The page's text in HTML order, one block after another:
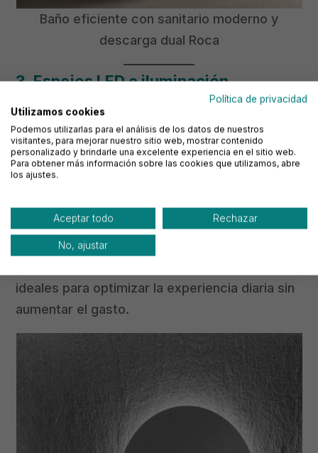
Baño eficiente con sanitario moderno y
descarga dual Roca
3. Espejos LED e iluminación
Un baño eficiente también necesita iluminación
eficiente. Cambiar las bombillas porluces LED
reduce el consumo energético y mejora la
En Eurocasa encontrarás espejos LEDde
distintas marcas, con
ideales para optimizar la experiencia diaria sin
aumentar el gasto.
Política de privacidad
Utilizamos cookies
Podemos utilizarlas para el análisis de los datos de nuestros
visitantes, para mejorar nuestro sitio web, mostrar contenido
personalizado y brindarle una excelente experiencia en el sitio web.
Para obtener más información sobre las cookies que utilizamos, abre
los ajustes.
Aceptar todo Rechazar
No, ajustar